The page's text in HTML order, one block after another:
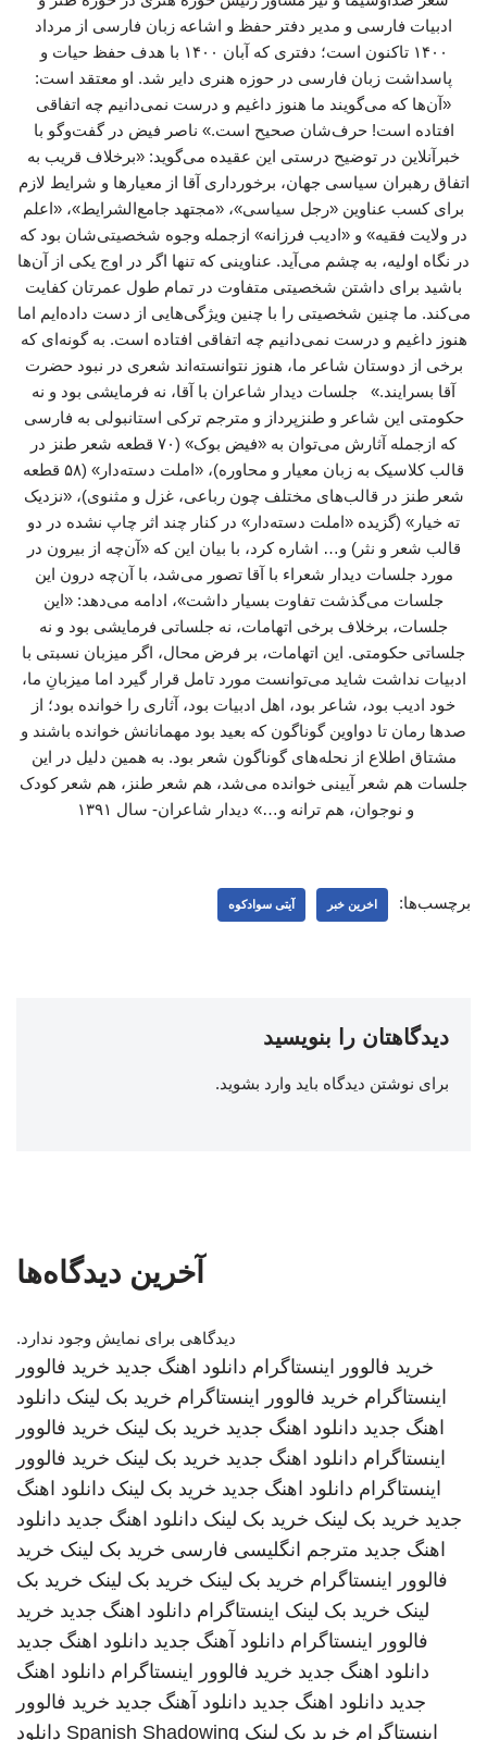
ادبیات فارسی و مدیر دفتر حفظ و اشاعه زبان فارسی از مرداد
۱۴۰۰ تاکنون است؛ دفتری که آبان ۱۴۰۰ با هدف حفظ حیات و
پاسداشت زبان فارسی در حوزه هنری دایر شد. او معتقد است:
«آن‌ها که می‌گویند ما هنوز داغیم و درست نمی‌دانیم چه اتفاقی
افتاده است! حرف‌شان صحیح است.» ناصر فیض در گفت‌وگو با
خبرآنلاین در توضیح درستی این عقیده می‌گوید: «برخلاف قریب به
اتفاق رهبران سیاسی جهان، برخورداری آقا از معیارها و شرایط لازم
برای کسب عناوین «رجل سیاسی»، «مجتهد جامع‌الشرایط»، «اعلم
در ولایت فقیه» و «ادیب فرزانه» ازجمله وجوه شخصیتی‌شان بود که
در نگاه اولیه، به چشم می‌آید. عناوینی که تنها اگر در اوج یکی از آن‌ها
باشید برای داشتن شخصیتی متفاوت در تمام طول عمرتان کفایت
می‌کند. ما چنین شخصیتی را با چنین ویژگی‌هایی از دست داده‌ایم اما
هنوز داغیم و درست نمی‌دانیم چه اتفاقی افتاده است. به گونه‌ای که
برخی از دوستان شاعر ما، هنوز نتوانسته‌اند شعری در نبود حضرت
آقا بسرایند.» جلسات دیدار شاعران با آقا، نه فرمایشی بود و نه
حکومتی این شاعر و طنزپرداز و مترجم ترکی استانبولی به فارسی
که ازجمله آثارش می‌توان به «فیض بوک» (۷۰ قطعه شعر طنز در
قالب کلاسیک به زبان معیار و محاوره‌)، «املت دسته‌دار» (۵۸ قطعه
شعر طنز در قالب‌های مختلف چون رباعی، غزل و مثنوی)، «نزدیک
ته خیار» (گزیده «املت ‌دسته‌دار» در کنار چند اثر چاپ ‌نشده در دو
قالب شعر و نثر) و… اشاره کرد، با بیان این که «آن‌چه از بیرون در
مورد جلسات دیدار شعراء با آقا تصور می‌شد، با آن‌چه درون این
جلسات می‌گذشت تفاوت بسیار داشت»، ادامه می‌دهد: «این
جلسات، برخلاف برخی اتهامات، نه جلساتی فرمایشی بود و نه
جلساتی حکومتی. این اتهامات، بر فرض محال، اگر میزبان نسبتی با
ادبیات نداشت شاید می‌توانست مورد تامل قرار گیرد اما میزبانِ ما،
خود ادیب بود، شاعر بود، اهل ادبیات بود، آثاری را خوانده بود؛ از
صدها رمان تا دواوین گوناگون که بعید بود مهمانانش خوانده باشند و
مشتاق اطلاع از نحله‌های گوناگون شعر بود. به همین دلیل در این
جلسات هم شعر آیینی خوانده می‌شد، هم شعر طنز، هم شعر کودک
و نوجوان، هم ترانه و…» دیدار شاعران- سال ۱۳۹۱
برچسب‌ها: اخرین خبر آیتی سوادکوه
دیدگاهتان را بنویسید
برای نوشتن دیدگاه باید وارد بشوید.
آخرین دیدگاه‌ها
دیدگاهی برای نمایش وجود ندارد.
خرید فالوور اینستاگرام دانلود اهنگ جدید خرید فالوور
اینستاگرام خرید فالوور اینستاگرام خرید بک لینک دانلود
اهنگ جدید دانلود اهنگ جدید خرید بک لینک خرید فالوور
اینستاگرام دانلود اهنگ جدید خرید بک لینک خرید فالوور
اینستاگرام دانلود اهنگ جدید خرید بک لینک دانلود اهنگ
جدید خرید بک لینک خرید بک لینک دانلود اهنگ جدید دانلود
اهنگ جدید مترجم انگلیسی فارسی خرید بک لینک خرید
فالوور اینستاگرام خرید بک لینک خرید بک لینک خرید بک
لینک خرید بک لینک اینستاگرام دانلود اهنگ جدید خرید
فالوور اینستاگرام دانلود آهنگ جدید دانلود اهنگ جدید
دانلود اهنگ جدید خرید فالوور اینستاگرام دانلود اهنگ
جدید دانلود اهنگ جدید دانلود آهنگ جدید خرید فالوور
اینستاگرام خرید بک لینک Spanish Shadowing دانلود